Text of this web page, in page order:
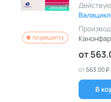
по рецепту
от
от563.00 ₽
В